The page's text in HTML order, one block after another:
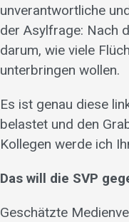
unverantwortliche
der Asylfrage: Nach
darum, wie viele
unterbringen wollen.
Es ist genau diese
belastet und den
Kollegen werde ich
Das will die SVP
Geschätzte